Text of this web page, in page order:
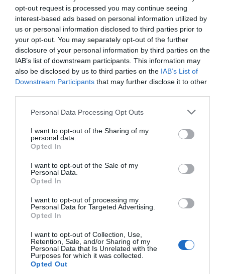
opt-out request is processed you may continue seeing
interest-based ads based on personal information utilized by
us or personal information disclosed to third parties prior to
your opt-out. You may separately opt-out of the further
disclosure of your personal information by third parties on the
IAB’s list of downstream participants. This information may
also be disclosed by us to third parties on the IAB’s List of
Downstream Participants that may further disclose it to other
Personal Data Processing Opt Outs
I want to opt-out of the Sharing of my
personal data.
Opted In
I want to opt-out of the Sale of my
Personal Data.
Opted In
I want to opt-out of processing my
Personal Data for Targeted Advertising.
Opted In
I want to opt-out of Collection, Use,
Retention, Sale, and/or Sharing of my
Personal Data that Is Unrelated with the
Purposes for which it was collected.
Opted Out
Четырехместный, Двухместный для одноместного размещения,
Двухместный Superior.
Услуги, включенные в стоимость
Гараж на парковке отеля
Допускается размещение с
мелкими животными
помещениях
Круглосуточная стойка
регистрации
Машинка для чистки обуви
Многоязычный персонал
Продажа авиа-билетов
Стойка заказа экскурсий
Стоянка на крытой парковке
Услуга приема-передачи
факсов
Услуги ксерокопирования
Фитнес-центр / Тренажерный
отъезда
Ресторан и бар
Il Ristorante dell’Hotel Semifonte offre ai suoi clienti la possibilità di gustare
Описание зала переговоров/
конференц-зала/конгресс-зала
L’Hotel Semifonte dispone di una sala meeting capace di contenere:
- 60 pax disposte a platea
- 30 pax a ferro di cavallo
- 24 pax a banchi scuola
Attrezzatura di base:
- Impianto audio
- Video proiettore
- Lettore CD
Услуги за отдельную плату
Банкетный зал / Стойка
регистрации
Бар
Бар-закусочная
Гладильная
Международная кухня
Прачечная
Приемы / Банкеты /
Торжественные мероприятия
Пункт первой помощи
Ресторан для групп
Традиционная местная кухня
Трансфер из/до аэропорта
Упакованный ланч
Химчистка
Характеристики отеля
Gay Friendly
Номера VIP
Номера для лиц с
ограниченными физическими
возможностями